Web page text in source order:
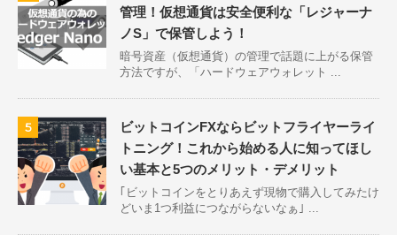
管理！仮想通貨は安全便利な「レジャーナ
ノS」で保管しよう！
暗号資産（仮想通貨）の管理で話題に上がる保管
方法ですが、「ハードウェアウォレット ...
5
ビットコインFXならビットフライヤーライ
トニング！これから始める人に知ってほし
い基本と5つのメリット・デメリット
｢ビットコインをとりあえず現物で購入してみたけ
どいま1つ利益につながらないなぁ｣ ...